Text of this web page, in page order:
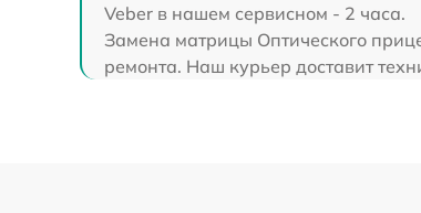
Veber в нашем сервисном - 2 часа.
Замена матрицы Оптического
ремонта. Наш курьер доставит